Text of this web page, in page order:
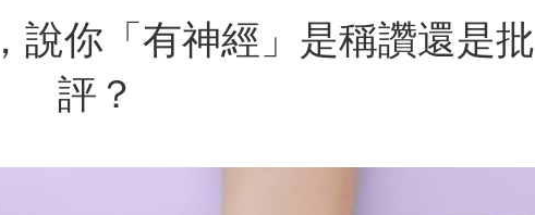
說你「有神經」是稱讚還是批
評？